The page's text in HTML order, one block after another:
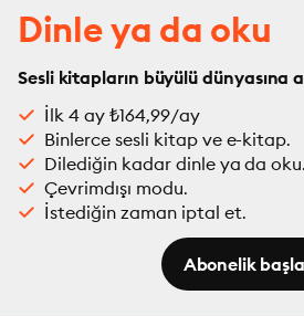
Dinle ya da oku
Sesli kitapların büyülü dünyasına
İlk 4 ay ₺164,99/ay
Binlerce sesli kitap ve e-kitap.
Dilediğin kadar dinle ya da oku.
Çevrimdışı modu.
İstediğin zaman iptal et.
Abonelik